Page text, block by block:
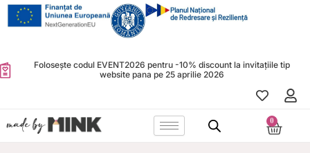
Skip
to
Folosește codul EVENT2026 pentru -10% discount la invitațiile tip
website pana pe 25 aprilie 2026
0
Cart